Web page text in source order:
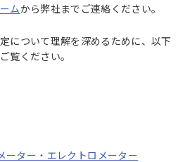
ムから弊社までご連絡ください。
について理解を深めるために、以下
覧ください。
ーター・エレクトロメーター